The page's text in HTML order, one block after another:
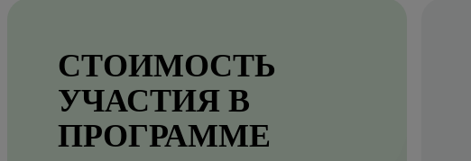
СТОИМОСТЬ
УЧАСТИЯ В
ПРОГРАММЕ